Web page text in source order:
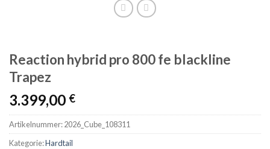
Reaction hybrid pro 800 fe blackline
Trapez
3.399,00 €
Artikelnummer:2026_Cube_108311
Kategorie:Hardtail